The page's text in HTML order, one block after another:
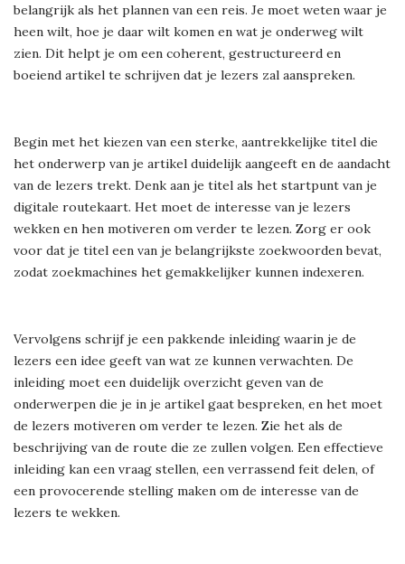
belangrijk als het plannen van een reis. Je moet weten waar je
heen wilt, hoe je daar wilt komen en wat je onderweg wilt
zien. Dit helpt je om een coherent, gestructureerd en
boeiend artikel te schrijven dat je lezers zal aanspreken.
Begin met het kiezen van een sterke, aantrekkelijke titel die
het onderwerp van je artikel duidelijk aangeeft en de aandacht
van de lezers trekt. Denk aan je titel als het startpunt van je
digitale routekaart. Het moet de interesse van je lezers
wekken en hen motiveren om verder te lezen. Zorg er ook
voor dat je titel een van je belangrijkste zoekwoorden bevat,
zodat zoekmachines het gemakkelijker kunnen indexeren.
Vervolgens schrijf je een pakkende inleiding waarin je de
lezers een idee geeft van wat ze kunnen verwachten. De
inleiding moet een duidelijk overzicht geven van de
onderwerpen die je in je artikel gaat bespreken, en het moet
de lezers motiveren om verder te lezen. Zie het als de
beschrijving van de route die ze zullen volgen. Een effectieve
inleiding kan een vraag stellen, een verrassend feit delen, of
een provocerende stelling maken om de interesse van de
lezers te wekken.